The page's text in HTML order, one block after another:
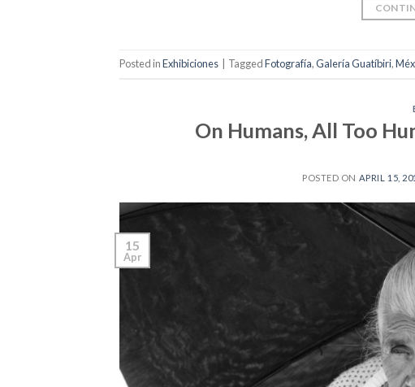
Posted inExhibiciones TaggedFotografía,Galería Guatíbiri,
On Humans, All Too
POSTED ON APRIL 15,
15
Apr